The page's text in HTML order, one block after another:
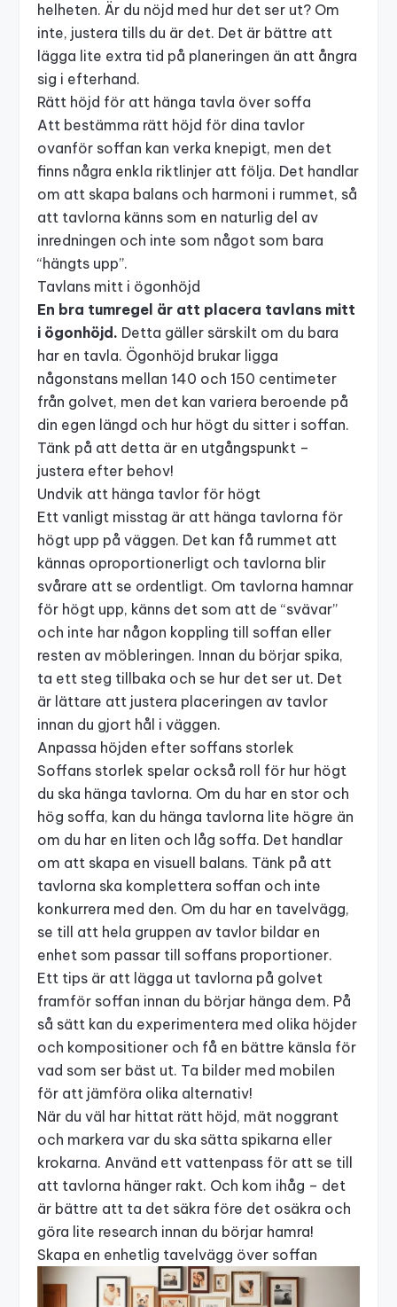
helheten. Är du nöjd med hur det ser ut? Om
inte, justera tills du är det. Det är bättre att
lägga lite extra tid på planeringen än att ångra
sig i efterhand.
Rätt höjd för att hänga tavla över soffa
Att bestämma rätt höjd för dina tavlor
ovanför soffan kan verka knepigt, men det
finns några enkla riktlinjer att följa. Det handlar
om att skapa balans och harmoni i rummet, så
att tavlorna känns som en naturlig del av
inredningen och inte som något som bara
“hängts upp”.
Tavlans mitt i ögonhöjd
En bra tumregel är att placera tavlans mitt
i ögonhöjd. Detta gäller särskilt om du bara
har en tavla. Ögonhöjd brukar ligga
någonstans mellan 140 och 150 centimeter
från golvet, men det kan variera beroende på
din egen längd och hur högt du sitter i soffan.
Tänk på att detta är en utgångspunkt –
justera efter behov!
Undvik att hänga tavlor för högt
Ett vanligt misstag är att hänga tavlorna för
högt upp på väggen. Det kan få rummet att
kännas oproportionerligt och tavlorna blir
svårare att se ordentligt. Om tavlorna hamnar
för högt upp, känns det som att de “svävar”
och inte har någon koppling till soffan eller
resten av möbleringen. Innan du börjar spika,
ta ett steg tillbaka och se hur det ser ut. Det
är lättare att justera placeringen av tavlor
innan du gjort hål i väggen.
Anpassa höjden efter soffans storlek
Soffans storlek spelar också roll för hur högt
du ska hänga tavlorna. Om du har en stor och
hög soffa, kan du hänga tavlorna lite högre än
om du har en liten och låg soffa. Det handlar
om att skapa en visuell balans. Tänk på att
tavlorna ska komplettera soffan och inte
konkurrera med den. Om du har en tavelvägg,
se till att hela gruppen av tavlor bildar en
enhet som passar till soffans proportioner.
Ett tips är att lägga ut tavlorna på golvet
framför soffan innan du börjar hänga dem. På
så sätt kan du experimentera med olika höjder
och kompositioner och få en bättre känsla för
vad som ser bäst ut. Ta bilder med mobilen
för att jämföra olika alternativ!
När du väl har hittat rätt höjd, mät noggrant
och markera var du ska sätta spikarna eller
krokarna. Använd ett vattenpass för att se till
att tavlorna hänger rakt. Och kom ihåg – det
är bättre att ta det säkra före det osäkra och
göra lite research innan du börjar hamra!
Skapa en enhetlig tavelvägg över soffan